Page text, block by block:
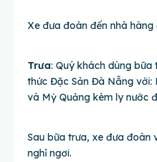
Xe đưa đoàn đến nhà
Trưa: Quý khách dùng
thức Đặc Sản Đà Nẵng với:
và Mỳ Quảng kèm ly nước
Sau bữa trưa, xe đưa đoàn
nghỉ ngơi.